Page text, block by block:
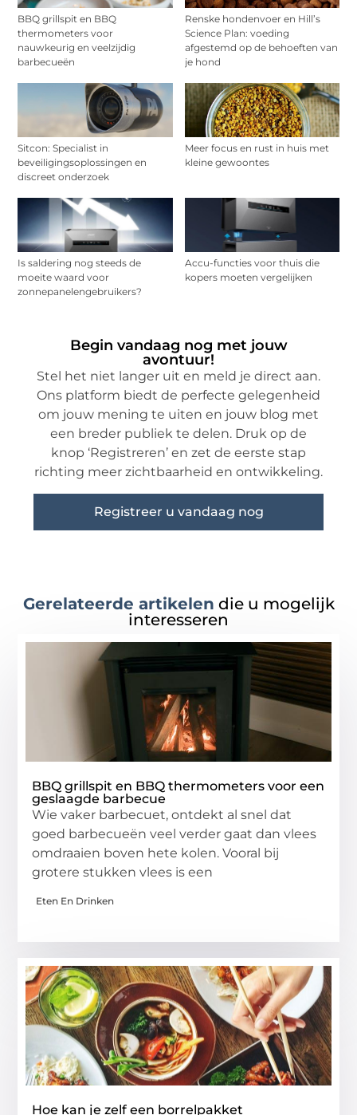
BBQ grillspit en BBQ
thermometers voor
nauwkeurig en veelzijdig
barbecueën
Renske hondenvoer en Hill’s
Science Plan: voeding
afgestemd op de behoeften van
je hond
Sitcon: Specialist in
beveiligingsoplossingen en
discreet onderzoek
Meer focus en rust in huis met
kleine gewoontes
Is saldering nog steeds de
moeite waard voor
zonnepanelengebruikers?
Accu-functies voor thuis die
kopers moeten vergelijken
Begin vandaag nog met jouw
avontuur!
Stel het niet langer uit en meld je direct aan.
Ons platform biedt de perfecte gelegenheid
om jouw mening te uiten en jouw blog met
een breder publiek te delen. Druk op de
knop ‘Registreren’ en zet de eerste stap
richting meer zichtbaarheid en ontwikkeling.
Registreer u vandaag nog
Gerelateerde artikelen die u mogelijk
interesseren
BBQ grillspit en BBQ thermometers voor een
geslaagde barbecue
Wie vaker barbecuet, ontdekt al snel dat
goed barbecueën veel verder gaat dan vlees
omdraaien boven hete kolen. Vooral bij
grotere stukken vlees is een
Eten En Drinken
Hoe kan je zelf een borrelpakket